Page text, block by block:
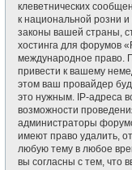
клеветнических
к национальной розни
законы вашей страны,
хостинга для форумов
международное право.
привести к вашему
этом ваш провайдер
это нужным. IP-адреса
возможности
администраторы
имеют право удалить,
любую тему в любое
вы согласны с тем, что